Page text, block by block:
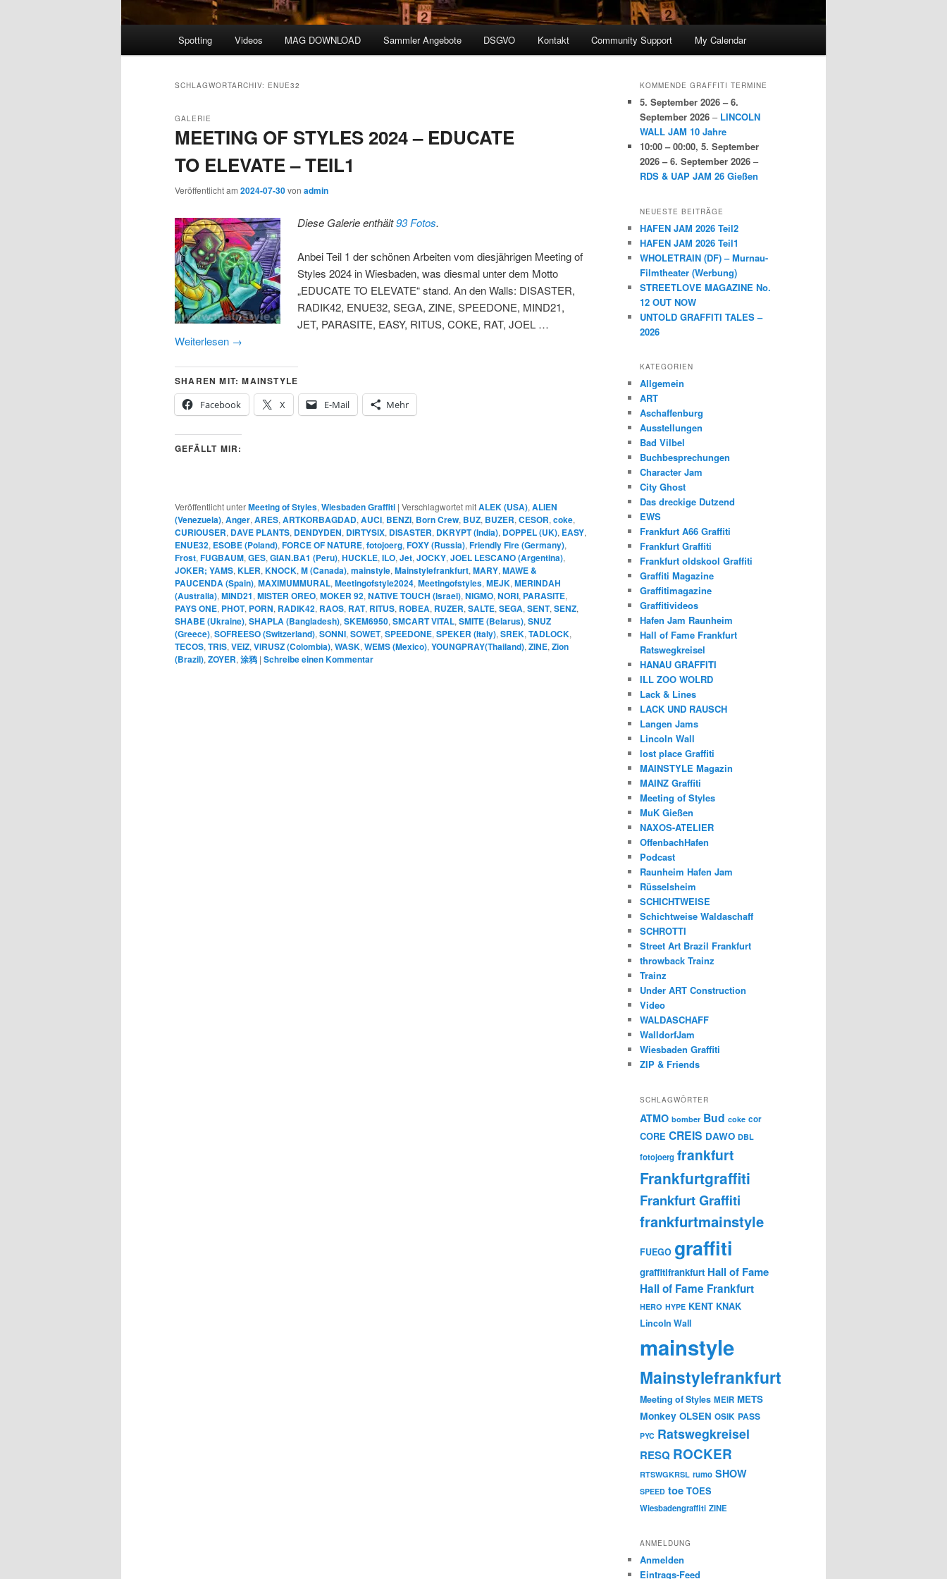
Spotting Videos MAG DOWNLOAD Sammler Angebote DSGVO Kontakt Community Support My Calendar
SCHLAGWORTARCHIV: ENUE32
MEETING OF STYLES 2024 – EDUCATE
TO ELEVATE – TEIL1
GALERIE
Veröffentlicht am 2024-07-30von admin
Diese Galerie enthält93 Fotos.
Anbei Teil 1 der schönen Arbeiten vom diesjährigen Meeting of
Styles 2024 in Wiesbaden, was diesmal unter dem Motto
„EDUCATE TO ELEVATE“ stand. An den Walls: DISASTER,
RADIK42, ENUE32, SEGA, ZINE, SPEEDONE, MIND21,
JET, PARASITE, EASY, RITUS, COKE, RAT, JOEL …
Weiterlesen →
SHAREN MIT: MAINSTYLE
Facebook
X E-Mail Mehr
GEFÄLLT MIR:
Veröffentlicht unterMeeting of Styles, Wiesbaden Graffiti | Verschlagwortet mitALEK (USA), ALIEN
(Venezuela), Anger, ARES, ARTKORBAGDAD, AUCI, BENZI, Born Crew, BUZ, BUZER, CESOR, coke,
CURIOUSER, DAVE PLANTS, DENDYDEN, DIRTYSIX, DISASTER, DKRYPT (India), DOPPEL (UK), EASY,
ENUE32, ESOBE (Poland), FORCE OF NATURE, fotojoerg, FOXY (Russia), Friendly Fire (Germany),
Frost, FUGBAUM, GES, GIAN.BA1 (Peru), HUCKLE, ILO, Jet, JOCKY, JOEL LESCANO (Argentina),
JOKER; YAMS, KLER, KNOCK, M (Canada), mainstyle, Mainstylefrankfurt, MARY, MAWE &
PAUCENDA (Spain), MAXIMUMMURAL, Meetingofstyle2024, Meetingofstyles, MEJK, MERINDAH
(Australia), MIND21, MISTER OREO, MOKER 92, NATIVE TOUCH (Israel), NIGMO, NORI, PARASITE,
PAYS ONE, PHOT, PORN, RADIK42, RAOS, RAT, RITUS, ROBEA, RUZER, SALTE, SEGA, SENT, SENZ,
SHABE (Ukraine), SHAPLA (Bangladesh), SKEM6950, SMCART VITAL, SMITE (Belarus), SNUZ
(Greece), SOFREESO (Switzerland), SONNI, SOWET, SPEEDONE, SPEKER (Italy), SREK, TADLOCK,
TECOS, TRIS, VEIZ, VIRUSZ (Colombia), WASK, WEMS (Mexico), YOUNGPRAY(Thailand), ZINE, Zion
(Brazil), ZOYER, 涂鸦 | Schreibe einen Kommentar
KOMMENDE GRAFFITI TERMINE
5. September 2026 – 6.
September 2026 – LINCOLN
WALL JAM 10 Jahre
10:00 – 00:00, 5. September
2026 – 6. September 2026 –
RDS & UAP JAM 26 Gießen
NEUESTE BEITRÄGE
HAFEN JAM 2026 Teil2
HAFEN JAM 2026 Teil1
WHOLETRAIN (DF) – Murnau-
Filmtheater (Werbung)
STREETLOVE MAGAZINE No.
12 OUT NOW
UNTOLD GRAFFITI TALES –
2026
KATEGORIEN
Allgemein
ART
Aschaffenburg
Ausstellungen
Bad Vilbel
Buchbesprechungen
Character Jam
City Ghost
Das dreckige Dutzend
EWS
Frankfurt A66 Graffiti
Frankfurt Graffiti
Frankfurt oldskool Graffiti
Graffiti Magazine
Graffitimagazine
Graffitivideos
Hafen Jam Raunheim
Hall of Fame Frankfurt
Ratswegkreisel
HANAU GRAFFITI
ILL ZOO WOLRD
Lack & Lines
LACK UND RAUSCH
Langen Jams
Lincoln Wall
lost place Graffiti
MAINSTYLE Magazin
MAINZ Graffiti
Meeting of Styles
MuK Gießen
NAXOS-ATELIER
OffenbachHafen
Podcast
Raunheim Hafen Jam
Rüsselsheim
SCHICHTWEISE
Schichtweise Waldaschaff
SCHROTTI
Street Art Brazil Frankfurt
throwback Trainz
Trainz
Under ART Construction
Video
WALDASCHAFF
WalldorfJam
Wiesbaden Graffiti
ZIP & Friends
SCHLAGWÖRTER
ATMO bomber Bud coke cor
CORE CREIS DAWO DBL
fotojoerg frankfurt
Frankfurtgraffiti
Frankfurt Graffiti
frankfurtmainstyle
FUEGO graffiti
graffitifrankfurt Hall of Fame
Hall of Fame Frankfurt
HERO HYPE KENT KNAK
Lincoln Wall
mainstyle
Mainstylefrankfurt
Meeting of Styles MEIR METS
Monkey OLSEN OSIK PASS
PYC Ratswegkreisel
RESQ ROCKER
RTSWGKRSL rumo SHOW
SPEED toe TOES
Wiesbadengraffiti ZINE
ANMELDUNG
Anmelden
Eintrags-Feed